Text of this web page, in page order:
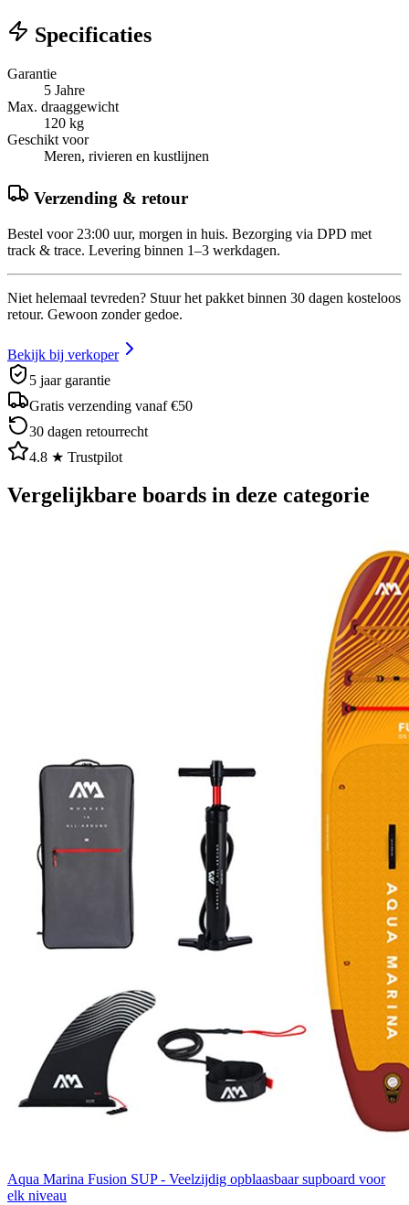
Specificaties
Garantie
5 Jahre
Max. draaggewicht
120 kg
Geschikt voor
Meren, rivieren en kustlijnen
Verzending & retour
Bestel voor 23:00 uur, morgen in huis. Bezorging via DPD met
track & trace. Levering binnen 1–3 werkdagen.
Niet helemaal tevreden? Stuur het pakket binnen 30 dagen kosteloos
retour. Gewoon zonder gedoe.
Bekijk bij verkoper
5 jaar garantie
Gratis verzending vanaf €50
30 dagen retourrecht
4.8 ★ Trustpilot
Vergelijkbare boards in deze categorie
Aqua Marina Fusion SUP - Veelzijdig opblaasbaar supboard voor
elk niveau